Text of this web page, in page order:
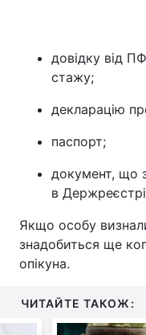
довідку від
стажу;
декларацію
паспорт;
документ, що
в Держреєстрі
Якщо особу
знадобиться ще
опікуна.
ЧИТАЙТЕ ТАКОЖ: